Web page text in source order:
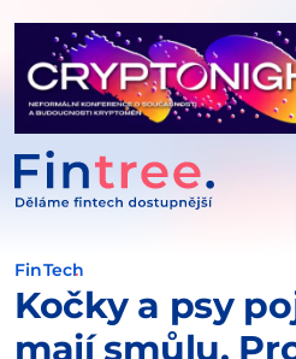
FinTech
Kočky a psy
mají smůlu.